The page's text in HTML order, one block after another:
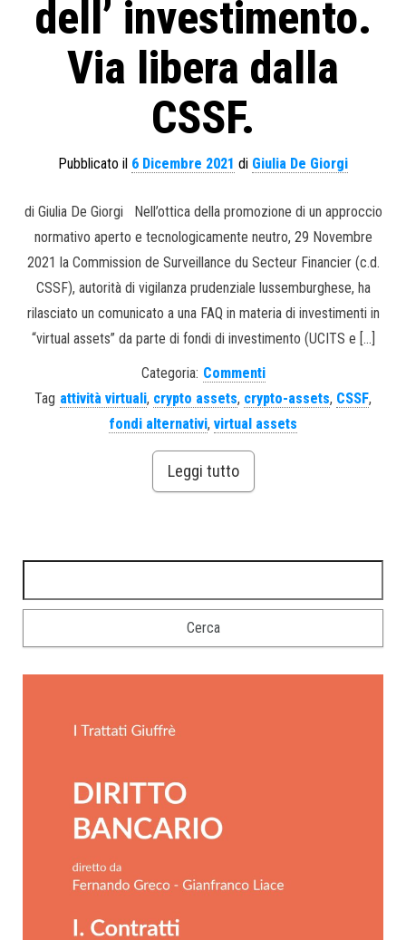
dell’ investimento.
Via libera dalla
CSSF.
Pubblicato il 6 Dicembre 2021 di Giulia De Giorgi
di Giulia De Giorgi Nell’ottica della promozione di un approccio
normativo aperto e tecnologicamente neutro, 29 Novembre
2021 la Commission de Surveillance du Secteur Financier (c.d.
CSSF), autorità di vigilanza prudenziale lussemburghese, ha
rilasciato un comunicato a una FAQ in materia di investimenti in
“virtual assets” da parte di fondi di investimento (UCITS e […]
Categoria: Commenti
Tag attività virtuali, crypto assets, crypto-assets, CSSF,
fondi alternativi, virtual assets
Leggi tutto